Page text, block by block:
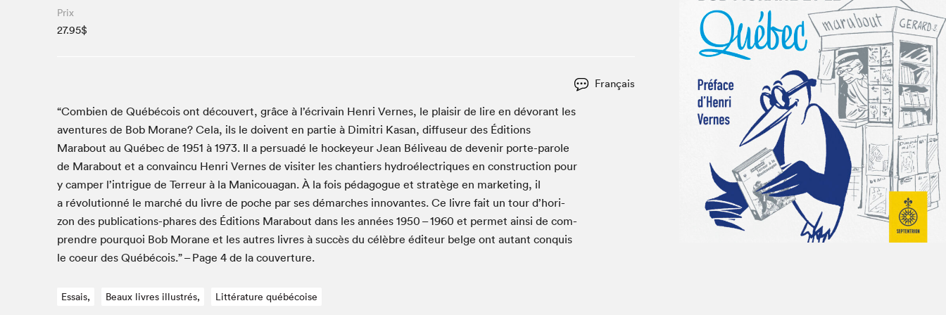
Café La Presse
Espace Côte-des-Neiges
Le grand jeu de lecture à voix haute du Salon du livre
de Montréal
Le Salon dans ta classe
Lettres québécoises au Salon
Liseur Public
Matinées scolaires Hydro-Québec
Mur des illustrateur·rice·s
SLM PRO
Vitrine du Festival littéraire international Metropolis
bleu au SLM
Zone Manga
À propos du Salon
Liste des exposant·e·s
Liste des auteur·rice·s
Prix
27.95$
Français
“Com­bi­en de Québé­cois ont décou­vert, grâce à l’écrivain Hen­ri Vernes, le plaisir de lire en dévo­rant les
aven­tures de Bob Morane? Cela, ils le doivent en par­tie à Dim­itri Kasan, dif­fuseur des Édi­tions
Marabout au Québec de 1951 à 1973. Il a per­suadé le hock­eyeur Jean Béliveau de devenir porte-parole
de Marabout et a con­va­in­cu Hen­ri Vernes de vis­iter les chantiers hydroélec­triques en con­struc­tion pour
y camper l’in­trigue de Ter­reur à la Man­i­coua­gan. À la fois péd­a­gogue et stratège en mar­ket­ing, il
a révo­lu­tion­né le marché du livre de poche par ses démarch­es inno­vantes. Ce livre fait un tour d’hori­
zon des pub­li­ca­tions-phares des Édi­tions Marabout dans les années 1950 –1960 et per­met ain­si de com­
pren­dre pourquoi Bob Morane et les autres livres à suc­cès du célèbre édi­teur belge ont autant con­quis
le coeur des Québé­cois.” – Page 4de la couverture.
Essais, Beaux livres illustrés, Littérature québécoise